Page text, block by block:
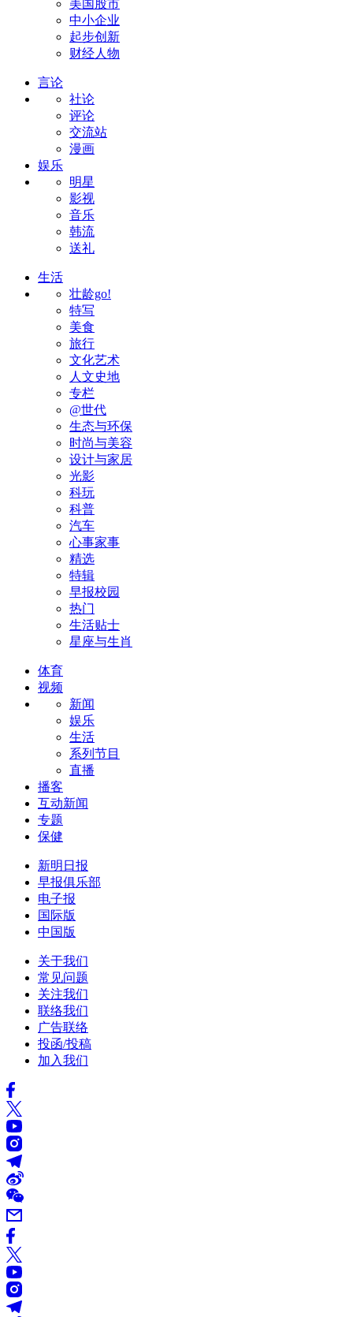
美国股市
中小企业
起步创新
财经人物
言论
社论
评论
交流站
漫画
娱乐
明星
影视
音乐
韩流
送礼
生活
壮龄go!
特写
美食
旅行
文化艺术
人文史地
专栏
@世代
生态与环保
时尚与美容
设计与家居
光影
科玩
科普
汽车
心事家事
精选
特辑
早报校园
热门
生活贴士
星座与生肖
体育
视频
新闻
娱乐
生活
系列节目
直播
播客
互动新闻
专题
保健
新明日报
早报俱乐部
电子报
国际版
中国版
关于我们
常见问题
关注我们
联络我们
广告联络
投函/投稿
加入我们